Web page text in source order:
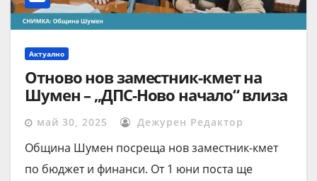
Актуално
Отново нов заместник-кмет на
Шумен – „ДПС-Ново начало“ влиза
в управлението на общината
май 30, 2025 Дежурен Редактор
Община Шумен посреща нов заместник-кмет
по бюджет и финанси. От 1 юни поста ще